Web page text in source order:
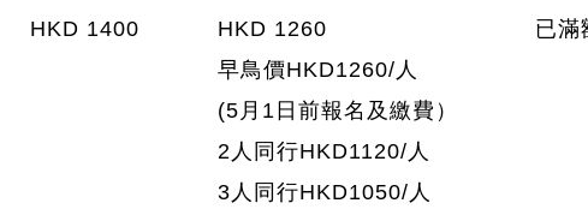
HKD 1400
HKD 1260
早鳥價HKD1260/人
(5月1日前報名及繳費）
2人同行HKD1120/人
3人同行HKD1050/人
已滿